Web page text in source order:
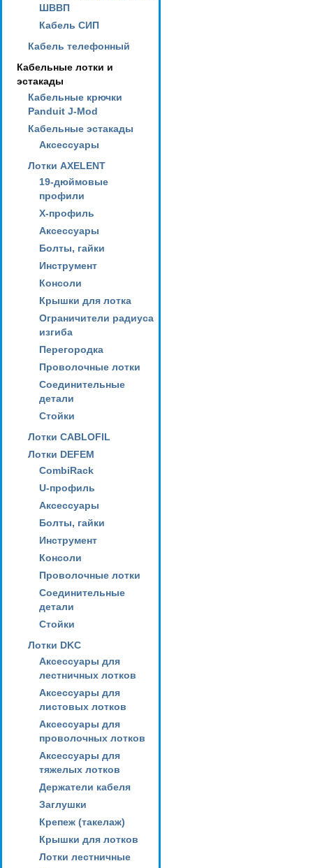
ШВВП
Кабель СИП
Кабель телефонный
Кабельные лотки и
эстакады
Кабельные крючки
Panduit J-Mod
Кабельные эстакады
Аксессуары
Лотки AXELENT
19-дюймовые
профили
X-профиль
Аксессуары
Болты, гайки
Инструмент
Консоли
Крышки для лотка
Ограничители радиуса
изгиба
Перегородка
Проволочные лотки
Соединительные
детали
Стойки
Лотки CABLOFIL
Лотки DEFEM
CombiRack
U-профиль
Аксессуары
Болты, гайки
Инструмент
Консоли
Проволочные лотки
Соединительные
детали
Стойки
Лотки DKC
Аксессуары для
лестничных лотков
Аксессуары для
листовых лотков
Аксессуары для
проволочных лотков
Аксессуары для
тяжелых лотков
Держатели кабеля
Заглушки
Крепеж (такелаж)
Крышки для лотков
Лотки лестничные